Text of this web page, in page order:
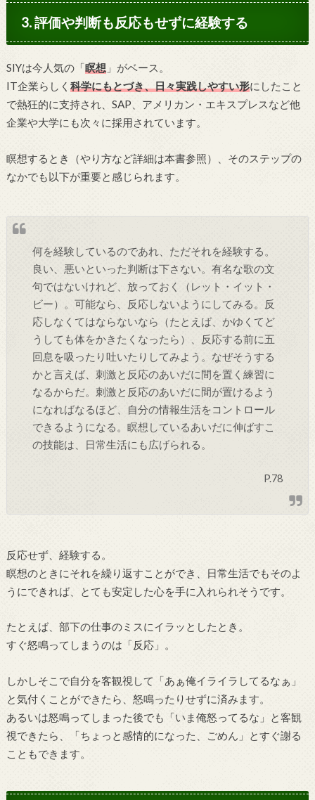
3. 評価や判断も反応もせずに経験する
SIYは今人気の「瞑想」がベース。
IT企業らしく 科学にもとづき、日々実践しやすい形にしたこと
で熱狂的に支持され、SAP、アメリカン・エキスプレスなど他
企業や大学にも次々に採用されています。
瞑想するとき（やり方など詳細は本書参照）、そのステップの
なかでも以下が重要と感じられます。
何を経験しているのであれ、ただそれを経験する。
良い、悪いといった判断は下さない。有名な歌の文
句ではないけれど、放っておく（レット・イット・
ビー）。可能なら、反応しないようにしてみる。反
応しなくてはならないなら（たとえば、かゆくてど
うしても体をかきたくなったら）、反応する前に五
回息を吸ったり吐いたりしてみよう。なぜそうする
かと言えば、刺激と反応のあいだに間を置く練習に
なるからだ。刺激と反応のあいだに間が置けるよう
になればなるほど、自分の情報生活をコントロール
できるようになる。瞑想しているあいだに伸ばすこ
の技能は、日常生活にも広げられる。
P.78
反応せず、経験する。
瞑想のときにそれを繰り返すことができ、日常生活でもそのよ
うにできれば、とても安定した心を手に入れられそうです。
たとえば、部下の仕事のミスにイラッとしたとき。
すぐ怒鳴ってしまうのは「反応」。
しかしそこで自分を客観視して「あぁ俺イライラしてるなぁ」
と気付くことができたら、怒鳴ったりせずに済みます。
あるいは怒鳴ってしまった後でも「いま俺怒ってるな」と客観
視できたら、「ちょっと感情的になった、ごめん」とすぐ謝る
こともできます。